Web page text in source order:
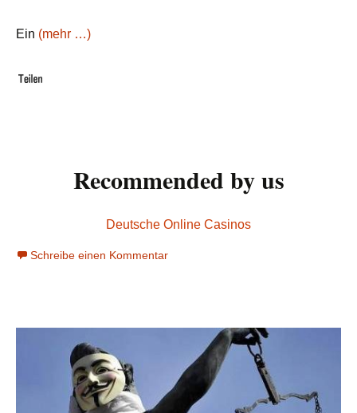
Ein (mehr …)
Recommended by us
Deutsche Online Casinos
Schreibe einen Kommentar